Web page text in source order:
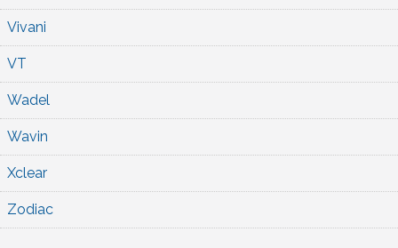
Vivani
VT
Wadel
Wavin
Xclear
Zodiac